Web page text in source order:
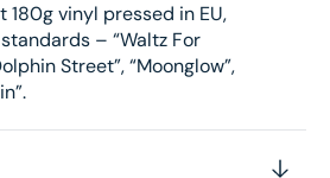
vinyl pressed in EU,
– “Waltz For
Street”, “Moonglow”,